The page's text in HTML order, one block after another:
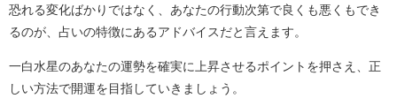
恐れる変化ばかりではなく、あなたの行動次第で良くも悪くもでき
るのが、占いの特徴にあるアドバイスだと言えます。
一白水星のあなたの運勢を確実に上昇させるポイントを押さえ、正
しい方法で開運を目指していきましょう。